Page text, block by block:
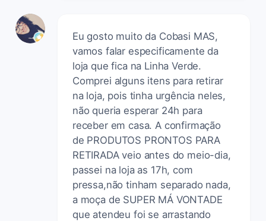
Eu gosto muito da Cobasi MAS,
vamos falar especificamente da
loja que fica na Linha Verde.
Comprei alguns itens para retirar
na loja, pois tinha urgência neles,
não queria esperar 24h para
receber em casa. A confirmação
de PRODUTOS PRONTOS PARA
RETIRADA veio antes do meio-dia,
passei na loja as 17h, com
pressa,não tinham separado nada,
a moça de SUPER MÁ VONTADE
que atendeu foi se arrastando